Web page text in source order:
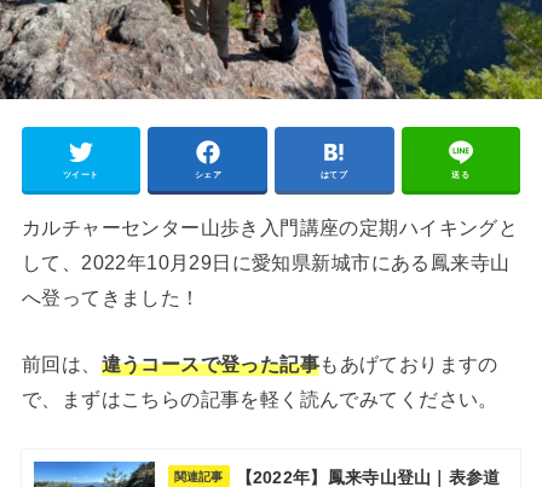
ツイート シェア はてブ 送る
カルチャーセンター山歩き入門講座の定期ハイキングと
して、2022年10月29日に愛知県新城市にある鳳来寺山
へ登ってきました！
前回は、 違うコースで登った記事もあげておりますの
で、まずはこちらの記事を軽く読んでみてください。
関連記事
【2022年】鳳来寺山登山｜表参道